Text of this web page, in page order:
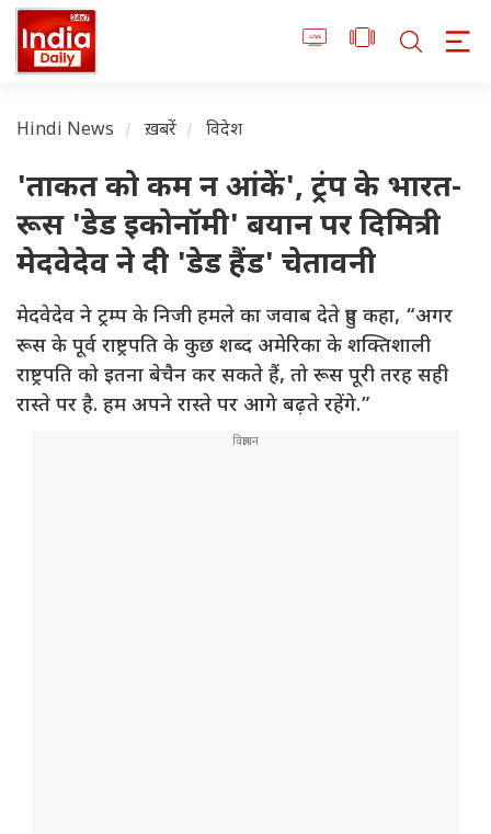
Hindi News ख़बरें विदेश
'ताकत को कम न आंकें', ट्रंप के भारत-
रूस 'डेड इकोनॉमी' बयान पर दिमित्री
मेदवेदेव ने दी 'डेड हैंड' चेतावनी
मेदवेदेव ने ट्रम्प के निजी हमले का जवाब देते हुए कहा, “अगर
रूस के पूर्व राष्ट्रपति के कुछ शब्द अमेरिका के शक्तिशाली
राष्ट्रपति को इतना बेचैन कर सकते हैं, तो रूस पूरी तरह सही
रास्ते पर है. हम अपने रास्ते पर आगे बढ़ते रहेंगे.”